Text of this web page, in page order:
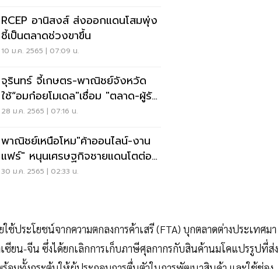
RCEP อานิสงส์ ส่งออกแดนโสมพุ่ง
ชี้เป็นตลาดช่วงขาขึ้น
10 ม.ค. 2565 | 07:09 น.
จุรินทร์ จี้เกษตร-พาณิชย์จังหวัด
ใช้“อมก๋อยโมเดล"เชื่อม "ตลาด-ผู้รับ
ซื้อ"
28 ม.ค. 2565 | 07:16 น.
พาณิชย์เหนือโหม"ค้าออนไลน์-งาน
แฟร์" หนุนเศรษฐกิจชายแดนโตต่อ
เนื่อง
30 ม.ค. 2565 | 02:33 น.
ประโยชน์จากความตกลงการค้าเสรี (FTA) บุกตลาดต่างประเทศมา
เซียน-จีน ซึ่งได้ยกเลิกการเก็บภาษีศุลกากรกับสินค้านมโคแปรรูปที่ส่ง